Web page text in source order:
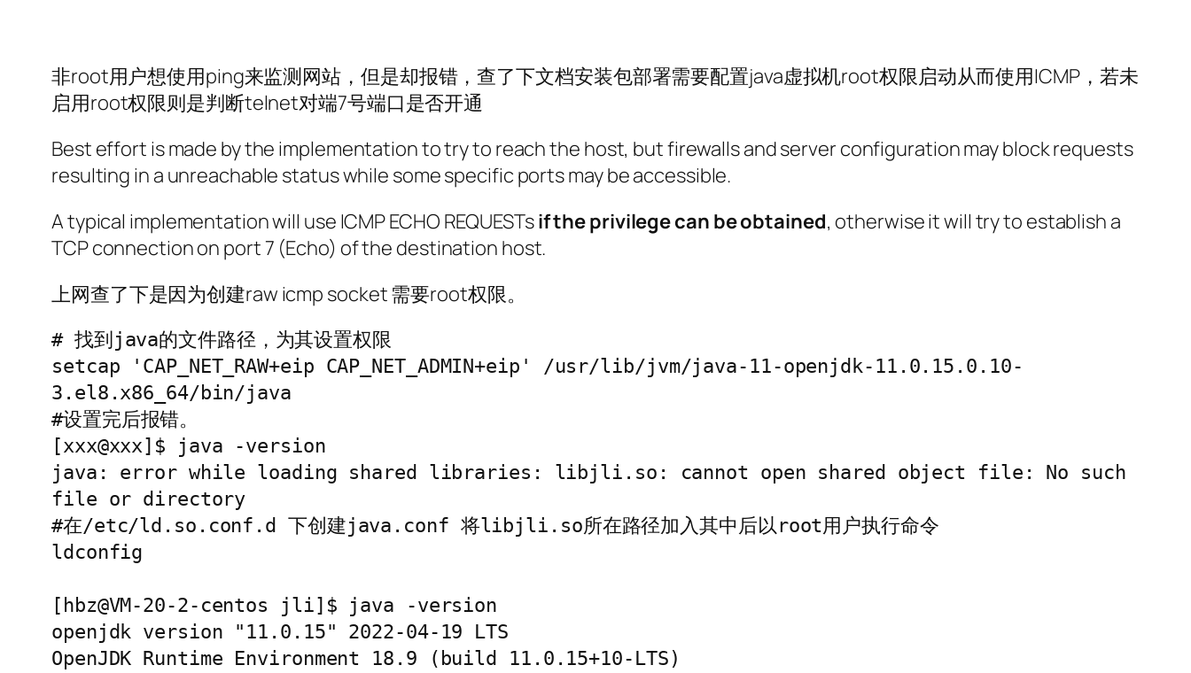
非root用户想使用ping来监测网站，但是却报错，查了下文档安装包部署需要配置java虚拟机root权限启动从而使用ICMP，若未
启用root权限则是判断telnet对端7号端口是否开通
Best effort is made by the implementation to try to reach the host, but firewalls and server configuration may block requests
resulting in a unreachable status while some specific ports may be accessible.
A typical implementation will use ICMP ECHO REQUESTsif the privilege can be obtained, otherwise it will try to establish a
TCP connection on port 7 (Echo) of the destination host.
上网查了下是因为创建raw icmp socket 需要root权限。
# 找到java的文件路径，为其设置权限
setcap 'CAP_NET_RAW+eip CAP_NET_ADMIN+eip' /usr/lib/jvm/java-11-openjdk-11.0.15.0.10-
3.el8.x86_64/bin/java
#设置完后报错。
[xxx@xxx]$ java -version
java: error while loading shared libraries: libjli.so: cannot open shared object file: No such
file or directory
#在/etc/ld.so.conf.d 下创建java.conf 将libjli.so所在路径加入其中后以root用户执行命令
ldconfig
[hbz@VM-20-2-centos jli]$ java -version
openjdk version "11.0.15" 2022-04-19 LTS
OpenJDK Runtime Environment 18.9 (build 11.0.15+10-LTS)